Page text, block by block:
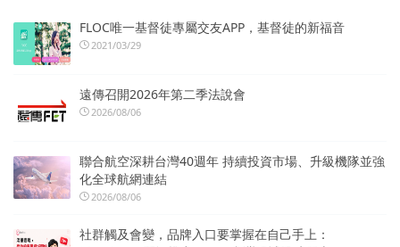
FLOC唯一基督徒專屬交友APP，基督徒的新福音
2021/03/29
遠傳召開2026年第二季法說會
2026/08/06
聯合航空深耕台灣40週年 持續投資市場、升級機隊並強
化全球航網連結
2026/08/06
社群觸及會變，品牌入口要掌握在自己手上：